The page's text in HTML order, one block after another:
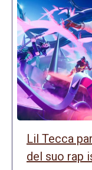
Lil Tecca
del suo rap